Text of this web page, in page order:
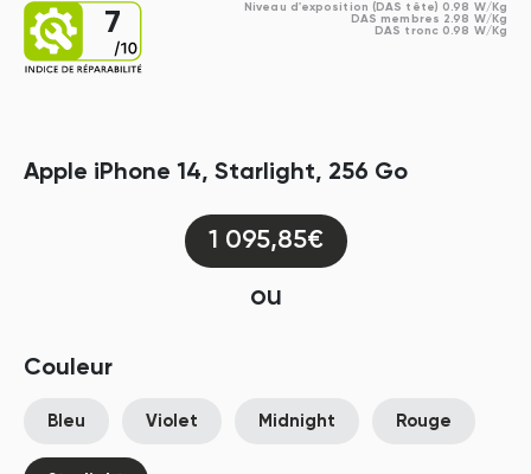
7
Niveau d'exposition (DAS tête) 0.98 W/Kg
DAS membres 2.98 W/Kg
DAS tronc 0.98 W/Kg
Apple iPhone 14, Starlight, 256 Go
1 095,85€
ou
Couleur
Bleu Violet Midnight Rouge